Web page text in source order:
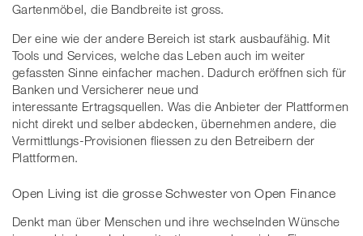
Gartenmöbel, die Bandbreite ist gross.
Der eine wie der andere Bereich ist stark ausbaufähig. Mit
Tools und Services, welche das Leben auch im weiter
gefassten Sinne einfacher machen. Dadurch eröffnen sich für
Banken und Versicherer neue und
interessante Ertragsquellen. Was die Anbieter der Plattformen
nicht direkt und selber abdecken, übernehmen andere, die
Vermittlungs-Provisionen fliessen zu den Betreibern der
Plattformen.
Open Living ist die grosse Schwester von Open Finance
Denkt man über Menschen und ihre wechselnden Wünsche